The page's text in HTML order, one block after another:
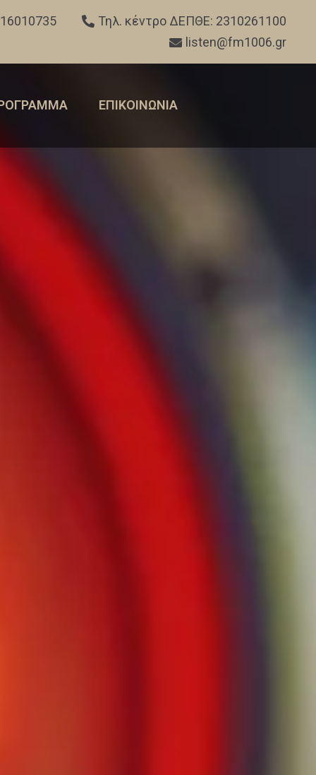
Τηλ. κέντρο ΔΕΠΘΕ: 2310261100
listen@fm1006.gr
ΕΠΙΚΟΙΝΩΝΙΑ